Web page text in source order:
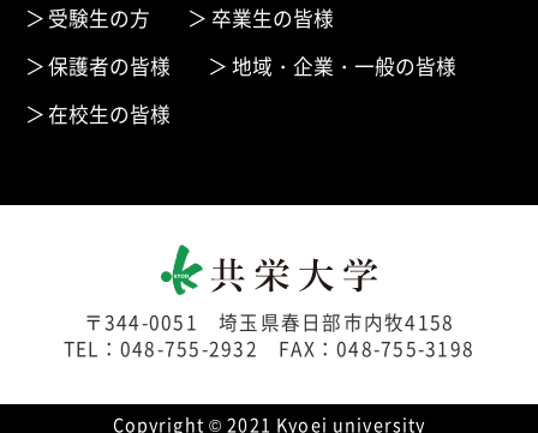
受験生の方
卒業生の皆様
保護者の皆様
地域・企業・一般の皆様
在校生の皆様
〒344-0051 埼玉県春日部市内牧4158
TEL：048-755-2932 FAX：048-755-3198
Copyright © 2021 Kyoei university